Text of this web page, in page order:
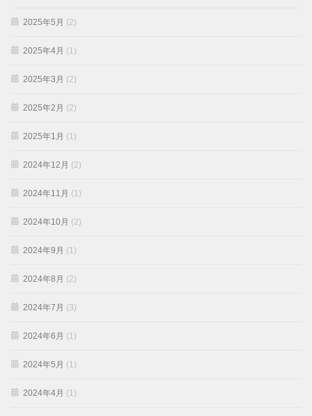
2025年5月 (2)
2025年4月 (1)
2025年3月 (2)
2025年2月 (2)
2025年1月 (1)
2024年12月 (2)
2024年11月 (1)
2024年10月 (2)
2024年9月 (1)
2024年8月 (2)
2024年7月 (3)
2024年6月 (1)
2024年5月 (1)
2024年4月 (1)